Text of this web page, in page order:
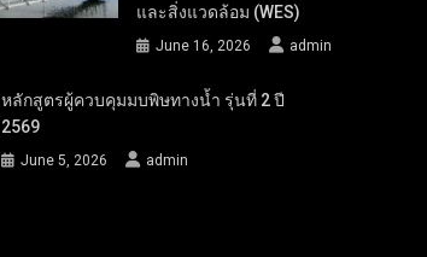
และสิ่งแวดล้อม (WES)
June 16, 2026 admin
หลักสูตรผู้ควบคุมมบพิษทางน้ำ รุ่นที่ 2 ปี
2569
June 5, 2026 admin